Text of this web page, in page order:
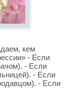
кем
- Если
- Если
- Если
- Если